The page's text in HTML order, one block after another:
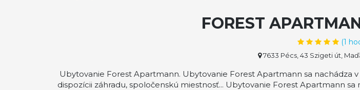
FOREST
(1
7633 Pécs, 43 Szigeti út,
Ubytovanie Forest Apartmann. Ubytovanie Forest Apartmann sa nachádza
dispozícii záhradu, spoločenskú miestnosť... Ubytovanie Forest Apartmann